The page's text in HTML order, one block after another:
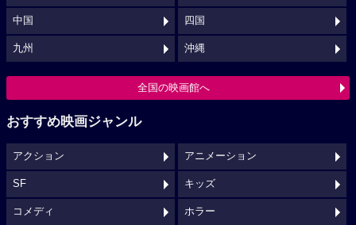
中国 四国
九州 沖縄
全国の映画館へ
おすすめ映画ジャンル
アクション アニメーション
SF キッズ
コメディ ホラー